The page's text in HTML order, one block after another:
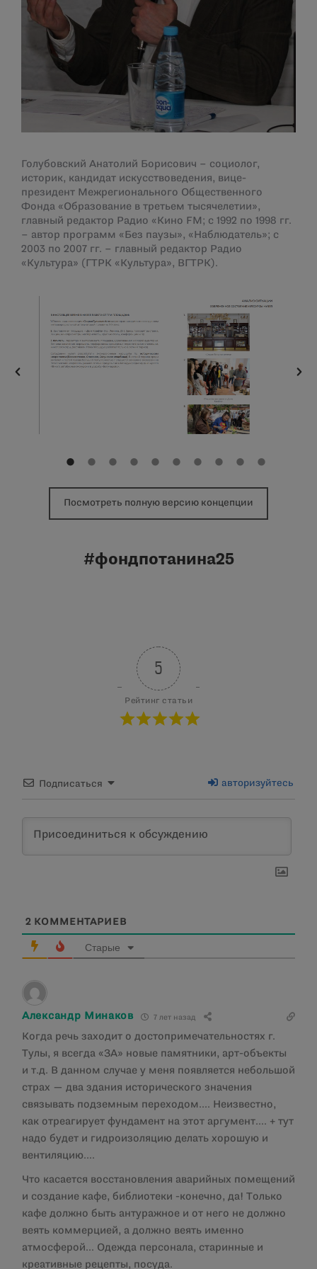
Голубовский Анатолий Борисович – социолог,
историк, кандидат искусствоведения, вице-
президент Межрегионального Общественного
Фонда «Образование в третьем тысячелетии»,
главный редактор Радио «Кино FM; с 1992 по 1998 гг.
– автор программ «Без паузы», «Наблюдатель»; с
2003 по 2007 гг. – главный редактор Радио
«Культура» (ГТРК «Культура», ВГТРК).
Посмотреть полную версию концепции
#фондпотанина25
5
Рейтинг статьи
Подписаться авторизуйтесь
2 КОММЕНТАРИЕВ
Старые
Александр Минаков 7 лет назад
Когда речь заходит о достопримечательностях г.
Тулы, я всегда «ЗА» новые памятники, арт-объекты
и т.д. В данном случае у меня появляется небольшой
страх — два здания исторического значения
связывать подземным переходом…. Неизвестно,
как отреагирует фундамент на этот аргумент…. + тут
надо будет и гидроизоляцию делать хорошую и
вентиляцию….
Что касается восстановления аварийных помещений
и создание кафе, библиотеки -конечно, да! Только
кафе должно быть антуражное и от него не должно
веять коммерцией, а должно веять именно
атмосферой… Одежда персонала, старинные и
креативные рецепты, посуда.